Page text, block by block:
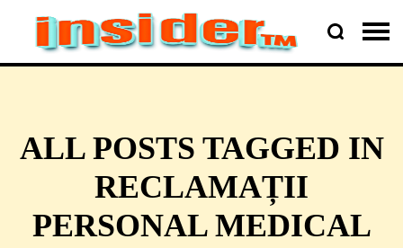
ALL POSTS TAGGED IN
RECLAMAȚII
PERSONAL MEDICAL